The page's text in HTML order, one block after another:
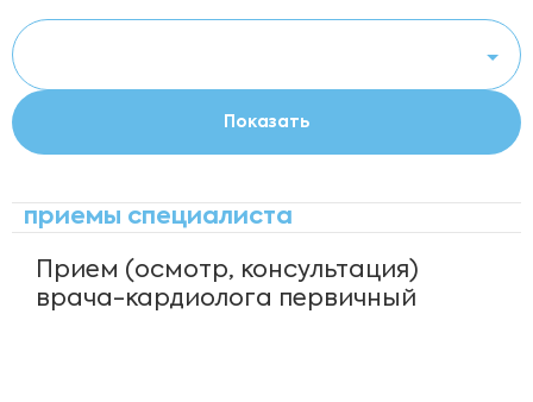
приемы специалиста
Прием (осмотр, консультация)
врача-кардиолога первичный